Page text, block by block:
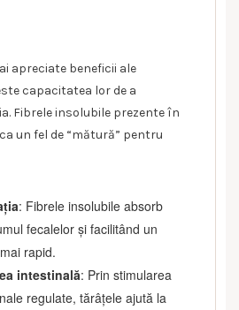
apreciate beneficii ale
capacitatea lor de a
Fibrele insolubile prezente în
un fel de “mătură” pentru
: Fibrele insolubile absorb
fecalelor și facilitând un
rapid.
intestinală: Prin stimularea
regulate, tărâțele ajută la